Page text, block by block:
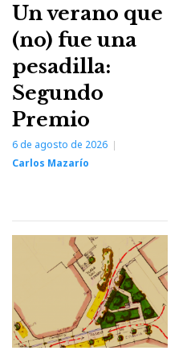
Un verano que
(no) fue una
pesadilla:
Segundo
Premio
6 de agosto de 2026
Carlos Mazarío